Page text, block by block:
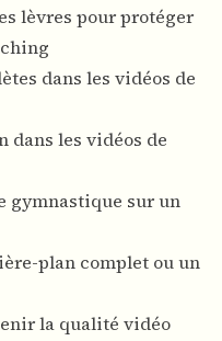
lèvres pour protéger
dans les vidéos de
dans les vidéos de
gymnastique sur un
plan complet ou un
la qualité vidéo